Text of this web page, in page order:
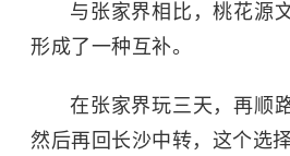
与张家界相比，桃花源
形成了一种互补。
在张家界玩三天，再顺
然后再回长沙中转，这个选择